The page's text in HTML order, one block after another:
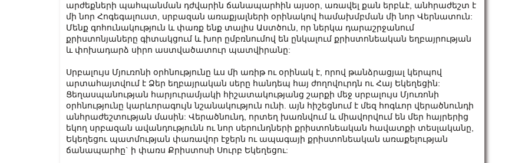
արժեքների պահպանման դժվարին ճանապարհին այսօր, առավել քան երբևէ, անհրաժեշտ է
մի նոր Հոգեգալուստ, սրբազան առաքյալների օրինակով համախմբման մի նոր Վերնատուն:
Մենք գոհունակություն և փառք ենք տալիս Աստծուն, որ ներկա դարաշրջանում
քրիստոնյաները գիտակցում և խոր ըմբռնումով են ընկալում քրիստոնեական եղբայրության
և փոխադարձ սիրո աստվածատուր պատվիրանը:
Սրբալույս Մյուռոնի օրհնությունը ևս մի առիթ ու օրինակ է, որով թանձրացյալ կերպով
արտահայտվում է Ձեր եղբայրական սերը հանդեպ հայ ժողովուրդն ու Հայ Եկեղեցին:
Ցեղասպանության հարյուրամյակի հիշատակությանց շարքի մեջ սրբալույս Մյուռոնի
օրհնությունը կարևորագույն նշանակություն ունի. այն հիշեցնում է մեզ հոգևոր վերածնունդի
անհրաժեշտության մասին: Վերածնունդ, որտեղ խառնվում և միավորվում են մեր հայրերից
եկող սրբազան ավանդությունն ու նոր սերունդների քրիստոնեական հավատքի տեսլականը,
Եկեղեցու պատմության փառավոր էջերն ու ապագայի քրիստոնեական առաքելության
ճանապարհը` ի փառս Քրիստոսի Սուրբ Եկեղեցու: